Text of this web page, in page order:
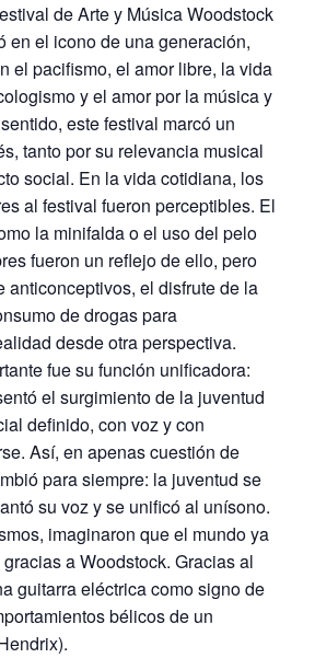
de Arte y Música Woodstock
en el icono de una generación,
el pacifismo, el amor libre, la vida
y el amor por la música y
este festival marcó un
tanto por su relevancia musical
social. En la vida cotidiana, los
al festival fueron perceptibles. El
la minifalda o el uso del pelo
fueron un reflejo de ello, pero
anticonceptivos, el disfrute de la
de drogas para
desde otra perspectiva.
fue su función unificadora:
el surgimiento de la juventud
definido, con voz y con
Así, en apenas cuestión de
para siempre: la juventud se
su voz y se unificó al unísono.
imaginaron que el mundo ya
a Woodstock. Gracias al
guitarra eléctrica como signo de
bélicos de un